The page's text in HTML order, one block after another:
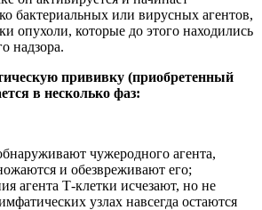
бактериальных или вирусных агентов,
опухоли, которые до этого находились
надзора.
прививку (приобретенный
в несколько фаз:
чужеродного агента,
и обезвреживают его;
агента Т-клетки исчезают, но не
узлах навсегда остаются